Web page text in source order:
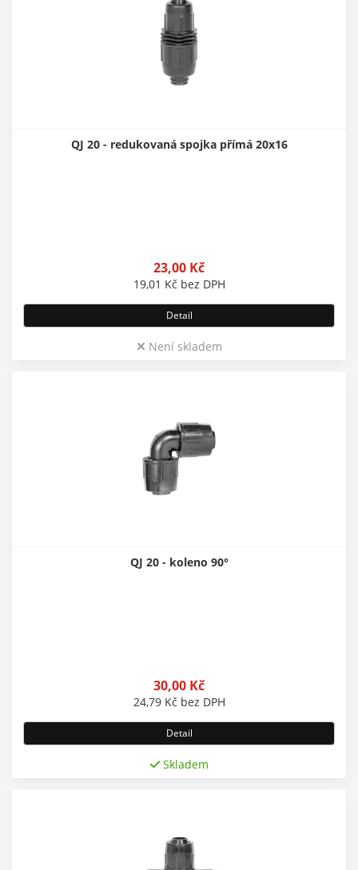
QJ 20 - redukovaná spojka přímá 20x16
23,00 Kč
19,01 Kč bez DPH
Detail
Není skladem
QJ 20 - koleno 90°
30,00 Kč
24,79 Kč bez DPH
Detail
Skladem